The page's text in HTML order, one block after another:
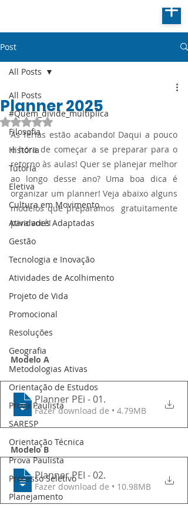
Post
All Posts
#Quem_divide_multiplica
Filosofia
História
Tutoria
Eletiva
Cultura em Movimento
Atividades Adaptadas
Gestão
Tecnologia e Inovação
Atividades de Acolhimento
Projeto de Vida
Promocional
Resoluções
Geografia
Metodologias Ativas
Orientação de Estudos
Prova Paulista
SARESP
Orientação Técnica
Prova Paulista
Processo Seletivo
Planejamento
All Posts
Planner 2025
Avaliado com NaN de 5 estrelas.
As férias estão acabando! Daqui a pouco
é hora de começar a se preparar para o
retorno às aulas! Quer se planejar melhor
ao longo desse ano? Uma boa dica é
organizar um planner! Veja abaixo alguns
modelos que preparamos  gratuitamente
para você!
Modelo A
Planner PEi - 01.
Fazer download de • 4.79MB
Modelo B
Planner PEI - 02.
Fazer download de • 10.98MB